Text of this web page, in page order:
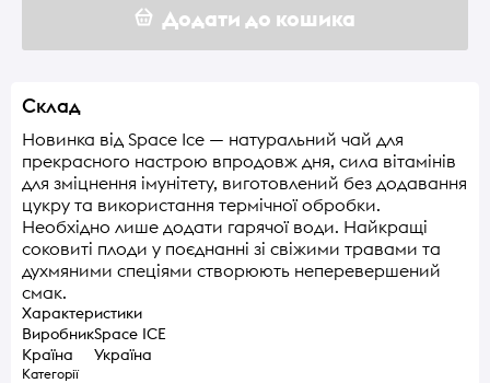
Додати до кошика
Склад
Новинка від Space Ice — натуральний чай для
прекрасного настрою впродовж дня, сила вітамінів
для зміцнення імунітету, виготовлений без додавання
цукру та використання термічної обробки.
Необхідно лише додати гарячої води. Найкращі
соковиті плоди у поєднанні зі свіжими травами та
духмяними спеціями створюють неперевершений
смак.
Характеристики
ВиробникSpace ICE
Країна
Україна
Категорії